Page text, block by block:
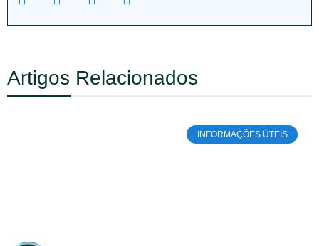
Artigos Relacionados
INFORMAÇÕES ÚTEIS